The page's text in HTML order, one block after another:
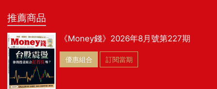
推薦商品
《Money錢》2026年8月號第227期
優惠組合 訂閱當期